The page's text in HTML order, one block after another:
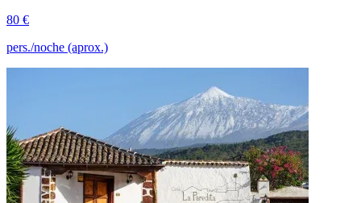
80 €
pers./noche (aprox.)